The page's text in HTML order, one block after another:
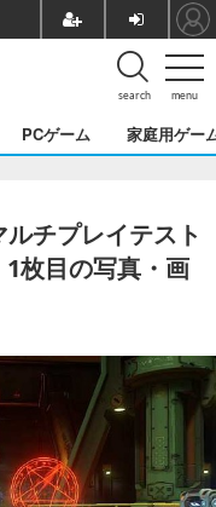
menu
search
PCゲーム 家庭用ゲー
チプレイテスト
枚目の写真・画